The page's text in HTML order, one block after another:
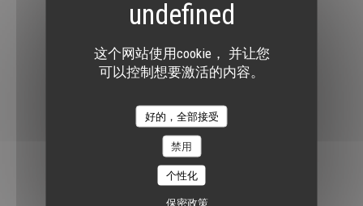
这个网站使用cookie， 并让您
可以控制想要激活的内容。
好的，全部接受
禁用
个性化
保密政策
Lovster
3/3bis Boulevard Carnot 59800 Lille
关注我们
通讯
预订
Lovster